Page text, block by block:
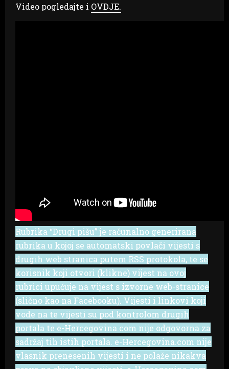
Video pogledajte i OVDJE.
Rubrika “Drugi pišu” je računalno generirana
rubrika u kojoj se automatski povlači vijesti s
drugih web stranica putem RSS protokola, te se
korisnik koji otvori (klikne) vijest na ovoj
rubrici upućuje na vijest s izvorne web-stranice
(slično kao na Facebooku). Vijesti i linkovi koji
vode na te vijesti su pod kontrolom drugih
portala te e-Hercegovina.com nije odgovorna za
sadržaj tih istih portala. e-Hercegovina.com nije
vlasnik prenesenih vijesti i ne polaže nikakva